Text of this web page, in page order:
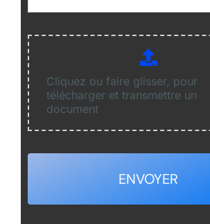
Cliquez ou faire glisser, pour
télécharger et transmettre un
document
ENVOYER